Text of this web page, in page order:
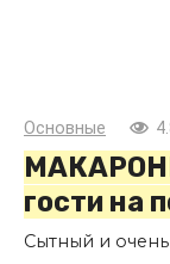
Основные
гости на
Сытный и